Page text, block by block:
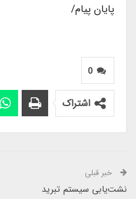
پایان پیام/
0
اشتراک
خبر قبلی
نشت‌یابی سیستم تبرید